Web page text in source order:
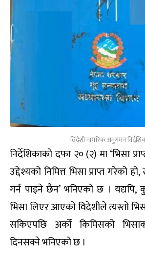
विदेशी नागरिक अनुगमन
निर्देशिकाको दफा २० (२) मा ‘भिसा
उद्देश्यको निमित्त भिसा प्राप्त गरेको
गर्न पाइने छैन’ भनिएको छ ।
भिसा लिएर आएको विदेशीले त्यस्तो
सकिएपछि अर्को किमिसको
दिनसक्ने भनिएको छ ।